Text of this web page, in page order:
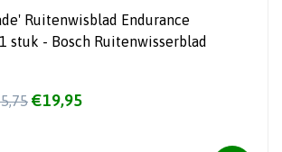
Ruitenwisblad Endurance
stuk - Bosch Ruitenwisserblad
€19,95